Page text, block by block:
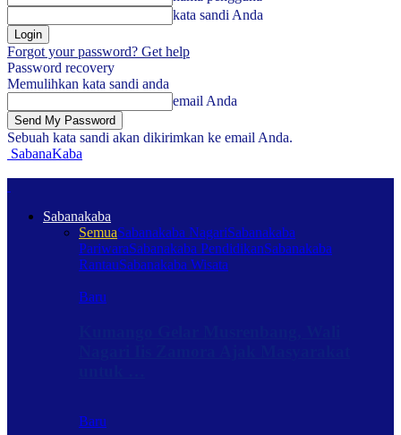
kata sandi Anda
Forgot your password? Get help
Password recovery
Memulihkan kata sandi anda
email Anda
Sebuah kata sandi akan dikirimkan ke email Anda.
SabanaKaba
Sabanakaba
SemuaSabanakaba NagariSabanakaba
PariwaraSabanakaba PendidikanSabanakaba
RantauSabanakaba Wisata
Baru
Baru